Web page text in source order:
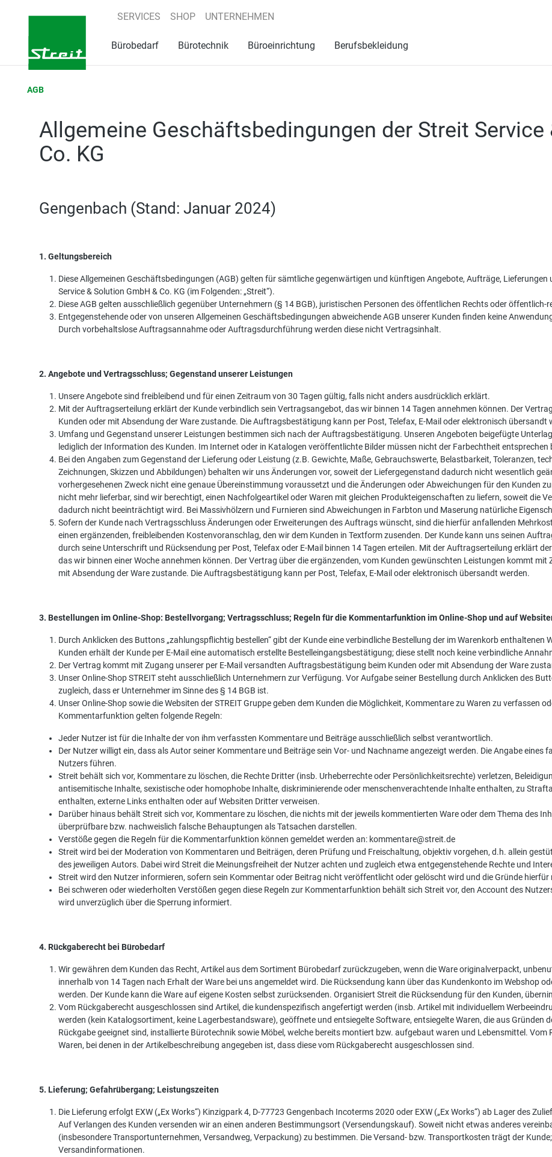
Zur Hauptnavigation springen
SERVICES SHOP UNTERNEHMEN
Bürobedarf Bürotechnik Büroeinrichtung Berufsbekleidung
AGB
Allgemeine Geschäftsbedingungen der Streit Service
Co. KG
Gengenbach (Stand: Januar 2024)
1. Geltungsbereich
Diese Allgemeinen Geschäftsbedingungen (AGB) gelten für sämtliche gegenwärtigen und künftigen Angebote, Aufträge, Lieferungen
Service & Solution GmbH & Co. KG (im Folgenden: „Streit“).
Diese AGB gelten ausschließlich gegenüber Unternehmern (§ 14 BGB), juristischen Personen des öffentlichen Rechts oder öffentlich-
Entgegenstehende oder von unseren Allgemeinen Geschäftsbedingungen abweichende AGB unserer Kunden finden keine
Durch vorbehaltslose Auftragsannahme oder Auftragsdurchführung werden diese nicht Vertragsinhalt.
2. Angebote und Vertragsschluss; Gegenstand unserer Leistungen
Unsere Angebote sind freibleibend und für einen Zeitraum von 30 Tagen gültig, falls nicht anders ausdrücklich erklärt.
Mit der Auftragserteilung erklärt der Kunde verbindlich sein Vertragsangebot, das wir binnen 14 Tagen annehmen können. Der
Kunden oder mit Absendung der Ware zustande. Die Auftragsbestätigung kann per Post, Telefax, E-Mail oder elektronisch übersandt
Umfang und Gegenstand unserer Leistungen bestimmen sich nach der Auftragsbestätigung. Unseren Angeboten beigefügte
lediglich der Information des Kunden. Im Internet oder in Katalogen veröffentlichte Bilder müssen nicht der Farbechtheit
Bei den Angaben zum Gegenstand der Lieferung oder Leistung (z.B. Gewichte, Maße, Gebrauchswerte, Belastbarkeit, Toleranzen,
Zeichnungen, Skizzen und Abbildungen) behalten wir uns Änderungen vor, soweit der Liefergegenstand dadurch nicht wesentlich
vorhergesehenen Zweck nicht eine genaue Übereinstimmung voraussetzt und die Änderungen oder Abweichungen für den Kunden
nicht mehr lieferbar, sind wir berechtigt, einen Nachfolgeartikel oder Waren mit gleichen Produkteigenschaften zu liefern, soweit die
dadurch nicht beeinträchtigt wird. Bei Massivhölzern und Furnieren sind Abweichungen in Farbton und Maserung natürliche
Sofern der Kunde nach Vertragsschluss Änderungen oder Erweiterungen des Auftrags wünscht, sind die hierfür anfallenden
einen ergänzenden, freibleibenden Kostenvoranschlag, den wir dem Kunden in Textform zusenden. Der Kunde kann uns seinen
durch seine Unterschrift und Rücksendung per Post, Telefax oder E-Mail binnen 14 Tagen erteilen. Mit der Auftragserteilung erklärt
das wir binnen einer Woche annehmen können. Der Vertrag über die ergänzenden, vom Kunden gewünschten Leistungen kommt
mit Absendung der Ware zustande. Die Auftragsbestätigung kann per Post, Telefax, E-Mail oder elektronisch übersandt werden.
3. Bestellungen im Online-Shop: Bestellvorgang; Vertragsschluss; Regeln für die Kommentarfunktion im Online-Shop und auf
Durch Anklicken des Buttons „zahlungspflichtig bestellen“ gibt der Kunde eine verbindliche Bestellung der im Warenkorb enthaltenen
Kunden erhält der Kunde per E-Mail eine automatisch erstellte Bestelleingangsbestätigung; diese stellt noch keine verbindliche
Der Vertrag kommt mit Zugang unserer per E-Mail versandten Auftragsbestätigung beim Kunden oder mit Absendung der Ware
Unser Online-Shop STREIT steht ausschließlich Unternehmern zur Verfügung. Vor Aufgabe seiner Bestellung durch Anklicken des
zugleich, dass er Unternehmer im Sinne des § 14 BGB ist.
Unser Online-Shop sowie die Websiten der STREIT Gruppe geben dem Kunden die Möglichkeit, Kommentare zu Waren zu verfassen
Kommentarfunktion gelten folgende Regeln:
Jeder Nutzer ist für die Inhalte der von ihm verfassten Kommentare und Beiträge ausschließlich selbst verantwortlich.
Der Nutzer willigt ein, dass als Autor seiner Kommentare und Beiträge sein Vor- und Nachname angezeigt werden. Die Angabe eines
Nutzers führen.
Streit behält sich vor, Kommentare zu löschen, die Rechte Dritter (insb. Urheberrechte oder Persönlichkeitsrechte) verletzen,
antisemitische Inhalte, sexistische oder homophobe Inhalte, diskriminierende oder menschenverachtende Inhalte enthalten, zu
enthalten, externe Links enthalten oder auf Websiten Dritter verweisen.
Darüber hinaus behält Streit sich vor, Kommentare zu löschen, die nichts mit der jeweils kommentierten Ware oder dem Thema des
überprüfbare bzw. nachweislich falsche Behauptungen als Tatsachen darstellen.
Verstöße gegen die Regeln für die Kommentarfunktion können gemeldet werden an: kommentare@streit.de
Streit wird bei der Moderation von Kommentaren und Beiträgen, deren Prüfung und Freischaltung, objektiv vorgehen, d.h. allein
des jeweiligen Autors. Dabei wird Streit die Meinungsfreiheit der Nutzer achten und zugleich etwa entgegenstehende Rechte und
Streit wird den Nutzer informieren, sofern sein Kommentar oder Beitrag nicht veröffentlicht oder gelöscht wird und die Gründe hierfür
Bei schweren oder wiederholten Verstößen gegen diese Regeln zur Kommentarfunktion behält sich Streit vor, den Account des
wird unverzüglich über die Sperrung informiert.
4. Rückgaberecht bei Bürobedarf
Wir gewähren dem Kunden das Recht, Artikel aus dem Sortiment Bürobedarf zurückzugeben, wenn die Ware originalverpackt,
innerhalb von 14 Tagen nach Erhalt der Ware bei uns angemeldet wird. Die Rücksendung kann über das Kundenkonto im Webshop
werden. Der Kunde kann die Ware auf eigene Kosten selbst zurücksenden. Organisiert Streit die Rücksendung für den Kunden,
Vom Rückgaberecht ausgeschlossen sind Artikel, die kundenspezifisch angefertigt werden (insb. Artikel mit individuellem
werden (kein Katalogsortiment, keine Lagerbestandsware), geöffnete und entsiegelte Software, entsiegelte Waren, die aus Gründen
Rückgabe geeignet sind, installierte Bürotechnik sowie Möbel, welche bereits montiert bzw. aufgebaut waren und Lebensmittel.
Waren, bei denen in der Artikelbeschreibung angegeben ist, dass diese vom Rückgaberecht ausgeschlossen sind.
5. Lieferung; Gefahrübergang; Leistungszeiten
Die Lieferung erfolgt EXW („Ex Works“) Kinzigpark 4, D-77723 Gengenbach Incoterms 2020 oder EXW („Ex Works“) ab Lager des
Auf Verlangen des Kunden versenden wir an einen anderen Bestimmungsort (Versendungskauf). Soweit nicht etwas anderes
(insbesondere Transportunternehmen, Versandweg, Verpackung) zu bestimmen. Die Versand- bzw. Transportkosten trägt der
Versandinformationen.